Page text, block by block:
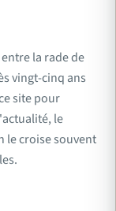
la rade de
vingt-cinq ans
site pour
le
le croise souvent